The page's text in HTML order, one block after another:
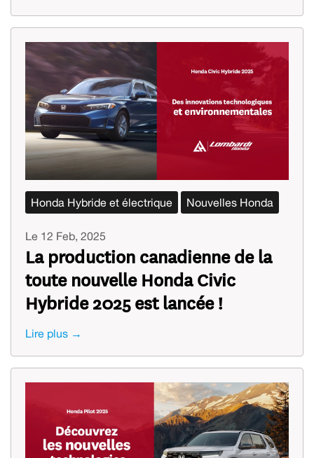
Honda Hybride et électrique Nouvelles Honda
Le 12 Feb, 2025
La production canadienne de la
toute nouvelle Honda Civic
Hybride 2025 est lancée !
Lire plus →